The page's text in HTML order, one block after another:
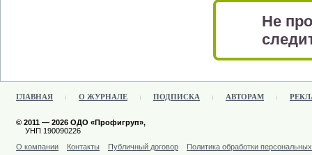
Не
ГЛАВНАЯ О ЖУРНАЛЕ ПОДПИСКА АВТОРАМ
© 2011 — 2026 ОДО «Профигруп»,
УНП 190090226
О компании
Контакты Публичный договор Политика обработки